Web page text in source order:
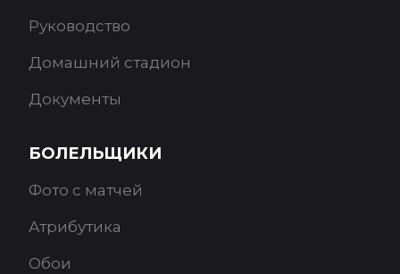
Руководство
Домашний стадион
Документы
БОЛЕЛЬЩИКИ
Фото с матчей
Атрибутика
Обои